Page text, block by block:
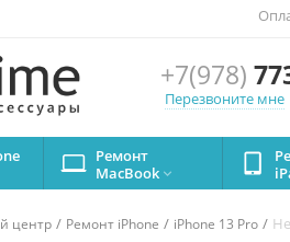
+7(978)
Перезвоните мне
Ремонт
MacBook 
центр / Ремонт iPhone / iPhone 13 Pro /